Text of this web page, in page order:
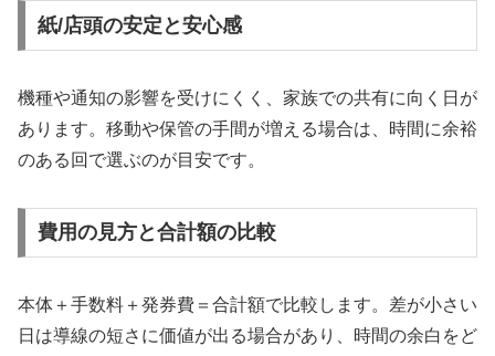
紙/店頭の安定と安心感
機種や通知の影響を受けにくく、家族での共有に向く日が
あります。移動や保管の手間が増える場合は、時間に余裕
のある回で選ぶのが目安です。
費用の見方と合計額の比較
本体＋手数料＋発券費＝合計額で比較します。差が小さい
日は導線の短さに価値が出る場合があり、時間の余白をど